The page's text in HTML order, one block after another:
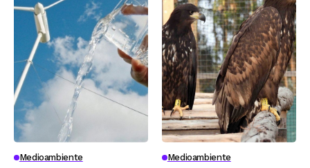
Medioambiente Medioambiente